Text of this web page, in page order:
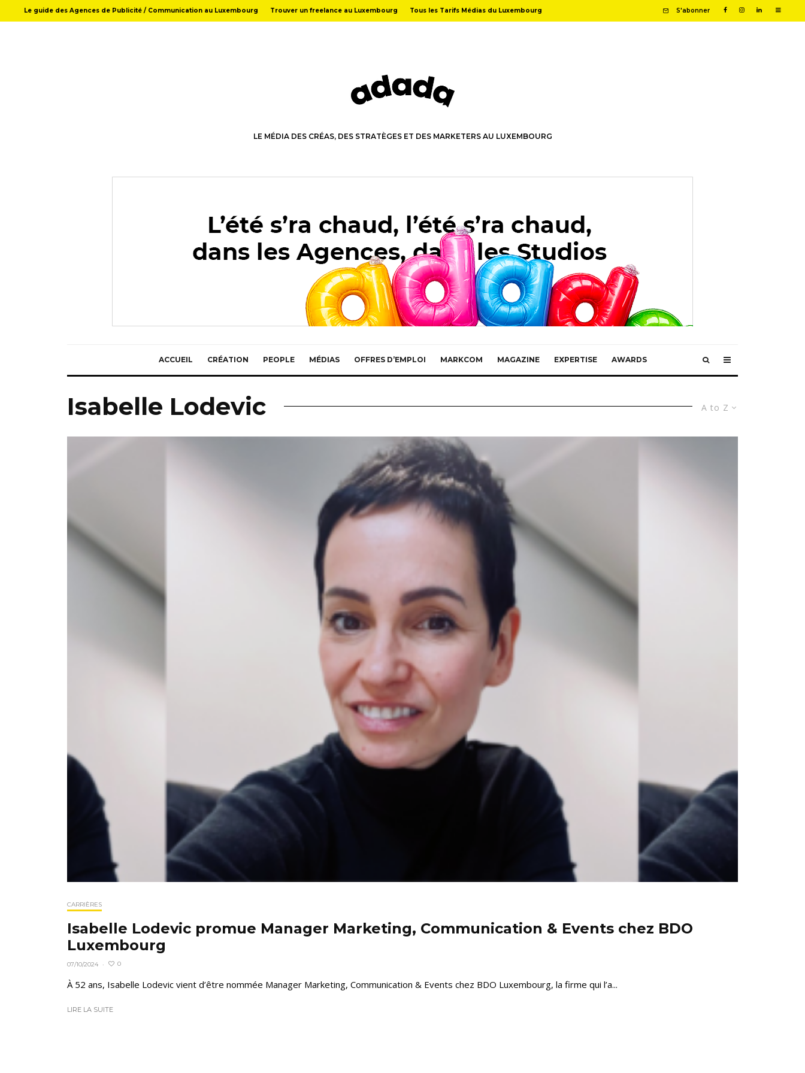
Le guide des Agences de Publicité / Communication au Luxembourg Trouver un freelance au Luxembourg Tous les Tarifs Médias du Luxembourg S'abonner
LE MÉDIA DES CRÉAS, DES STRATÈGES ET DES MARKETERS AU LUXEMBOURG
ACCUEIL CRÉATION PEOPLE MÉDIAS OFFRES D’EMPLOI MARKCOM MAGAZINE EXPERTISE AWARDS
A to Z
Isabelle Lodevic
CARRIÈRES
Isabelle Lodevic promue Manager Marketing, Communication & Events chez BDO
Luxembourg
07/10/2024 · 0
À 52 ans, Isabelle Lodevic vient d’être nommée Manager Marketing, Communication & Events chez BDO Luxembourg, la firme qui l’a...
LIRE LA SUITE